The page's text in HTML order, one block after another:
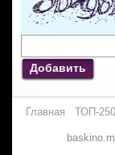
Добавить
Главная ТОП-250